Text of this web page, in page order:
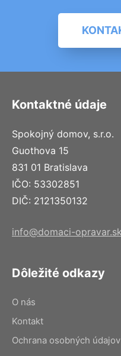
Kontaktné údaje
Spokojný domov, s.r.o.
Guothova 15
831 01 Bratislava
IČO: 53302851
DIČ: 2121350132
info@domaci-opravar.sk
Dôležité odkazy
O nás
Kontakt
Ochrana osobných údajov